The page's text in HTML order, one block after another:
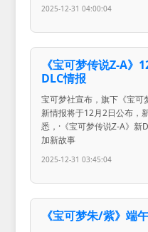
2025-12-31 04:00:04
《宝可梦传说Z-A》
DLC情报
宝可梦社宣布，旗下《宝可
新情报将于12月2日公布，
悉，·《宝可梦传说Z-A》新
加新故事
2025-12-31 03:45:04
《宝可梦朱/紫》端